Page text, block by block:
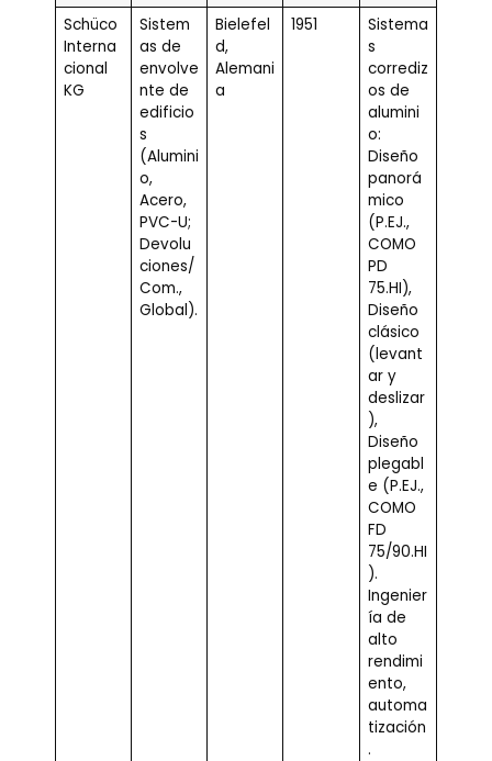
Schüco
Interna
cional
KG
Sistem
as de
envolve
nte de
edificio
s
(Alumini
o,
Acero,
PVC-U;
Devolu
ciones/
Com.,
Global).
Bielefel
d,
Alemani
a
1951
Sistema
s
corrediz
os de
alumini
o:
Diseño
panorá
mico
(P.EJ.,
COMO
PD
75.HI),
Diseño
clásico
(levant
ar y
deslizar
),
Diseño
plegabl
e (P.EJ.,
COMO
FD
75/90.HI
).
Ingenier
ía de
alto
rendimi
ento,
automa
tización
.